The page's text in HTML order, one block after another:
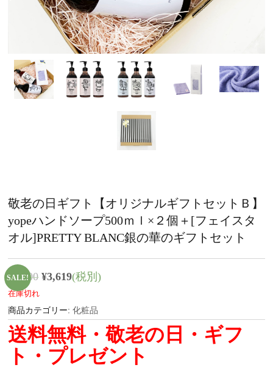
敬老の日ギフト【オリジナルギフトセットＢ】
yopeハンドソープ500ｍｌ×２個＋[フェイスタ
オル]PRETTY BLANC銀の華のギフトセット
SALE!
¥5,500 ¥3,619(税別)
在庫切れ
商品カテゴリー:化粧品
送料無料・敬老の日・ギフ
ト・プレゼント